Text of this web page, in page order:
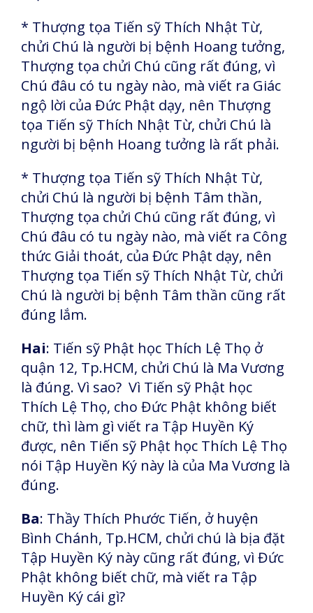
* Thượng tọa Tiến sỹ Thích Nhật Từ,
chửi Chú là người bị bệnh Hoang tưởng,
Thượng tọa chửi Chú cũng rất đúng, vì
Chú đâu có tu ngày nào, mà viết ra Giác
ngộ lời của Đức Phật dạy, nên Thượng
tọa Tiến sỹ Thích Nhật Từ, chửi Chú là
người bị bệnh Hoang tưởng là rất phải.
* Thượng tọa Tiến sỹ Thích Nhật Từ,
chửi Chú là người bị bệnh Tâm thần,
Thượng tọa chửi Chú cũng rất đúng, vì
Chú đâu có tu ngày nào, mà viết ra Công
thức Giải thoát, của Đức Phật dạy, nên
Thượng tọa Tiến sỹ Thích Nhật Từ, chửi
Chú là người bị bệnh Tâm thần cũng rất
đúng lắm.
Hai: Tiến sỹ Phật học Thích Lệ Thọ ở
quận 12, Tp.HCM, chửi Chú là Ma Vương
là đúng. Vì sao? Vì Tiến sỹ Phật học
Thích Lệ Thọ, cho Đức Phật không biết
chữ, thì làm gì viết ra Tập Huyền Ký
được, nên Tiến sỹ Phật học Thích Lệ Thọ
nói Tập Huyền Ký này là của Ma Vương là
đúng.
Ba: Thầy Thích Phước Tiến, ở huyện
Bình Chánh, Tp.HCM, chửi chú là bịa đặt
Tập Huyền Ký này cũng rất đúng, vì Đức
Phật không biết chữ, mà viết ra Tập
Huyền Ký cái gì?